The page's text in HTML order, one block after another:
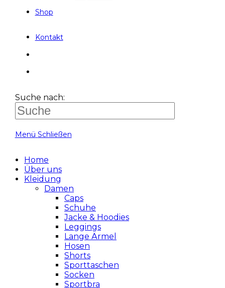
Shop
Kontakt
Suche nach:
Menü Schließen
Home
Über uns
Kleidung
Damen
Caps
Schuhe
Jacke & Hoodies
Leggings
Lange Ärmel
Hosen
Shorts
Sporttaschen
Socken
Sportbra